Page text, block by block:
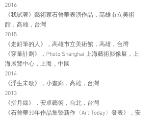
2016
《我試著》藝術家石晉華表演作品，高雄市立美術
館，高雄，台灣
2015
《走鉛筆的人》，高雄市立美術館，高雄，台灣
《穿量計劃》，Photo Shanghai 上海藝術影像展，上
海展覽中心，上海，中國
2014
《浮生未歇》，小畫廊，高雄，台灣
2013
《指月錄》，安卓藝術，台北，台灣
《石晉華30年作品集暨新作〈Art Today〉發表》，安